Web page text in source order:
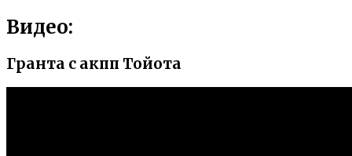
Видео:
Гранта с акпп Тойота